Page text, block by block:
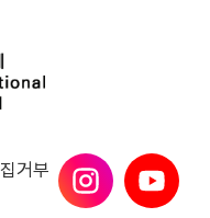
거부